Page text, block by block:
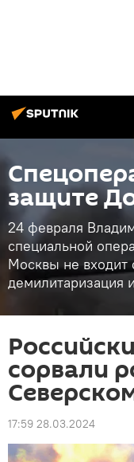
защите
24 февраля
специальной
Москвы не входит
демилитаризация
сорвали
17:59 28.03.2024